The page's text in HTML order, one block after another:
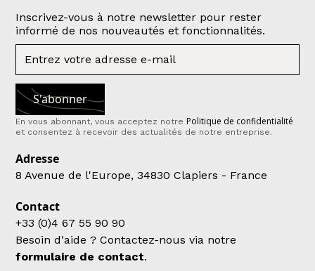
Inscrivez-vous à notre newsletter pour rester
informé de nos nouveautés et fonctionnalités.
En vous abonnant, vous acceptez notre Politique de confidentialité
et consentez à recevoir des actualités de notre entreprise.
Adresse
8 Avenue de l'Europe, 34830 Clapiers - France
Contact
+33 (0)4 67 55 90 90
Besoin d'aide ? Contactez-nous via notre
formulaire de contact.